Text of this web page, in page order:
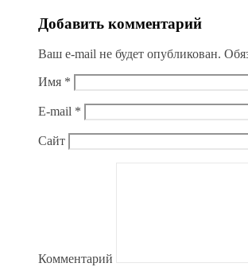
Добавить комментарий
Ваш e-mail не будет опубликован.
Имя *
E-mail *
Сайт
Комментарий